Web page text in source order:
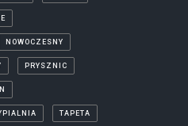
NOWOCZESNY
PRYSZNIC
TAPETA